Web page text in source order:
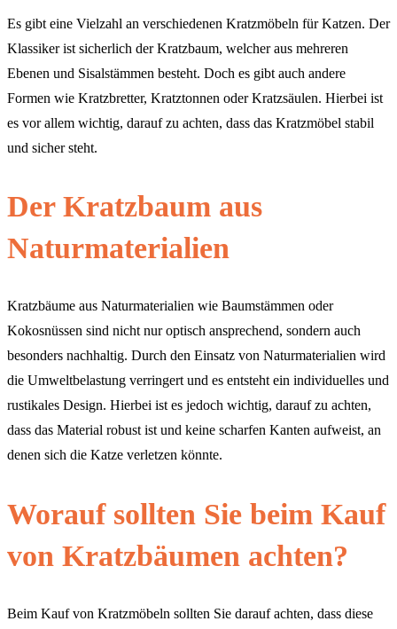
Es gibt eine Vielzahl an verschiedenen Kratzmöbeln für Katzen. Der
Klassiker ist sicherlich der Kratzbaum, welcher aus mehreren
Ebenen und Sisalstämmen besteht. Doch es gibt auch andere
Formen wie Kratzbretter, Kratztonnen oder Kratzsäulen. Hierbei ist
es vor allem wichtig, darauf zu achten, dass das Kratzmöbel stabil
und sicher steht.
Der Kratzbaum aus
Naturmaterialien
Kratzbäume aus Naturmaterialien wie Baumstämmen oder
Kokosnüssen sind nicht nur optisch ansprechend, sondern auch
besonders nachhaltig. Durch den Einsatz von Naturmaterialien wird
die Umweltbelastung verringert und es entsteht ein individuelles und
rustikales Design. Hierbei ist es jedoch wichtig, darauf zu achten,
dass das Material robust ist und keine scharfen Kanten aufweist, an
denen sich die Katze verletzen könnte.
Worauf sollten Sie beim Kauf
von Kratzbäumen achten?
Beim Kauf von Kratzmöbeln sollten Sie darauf achten, dass diese